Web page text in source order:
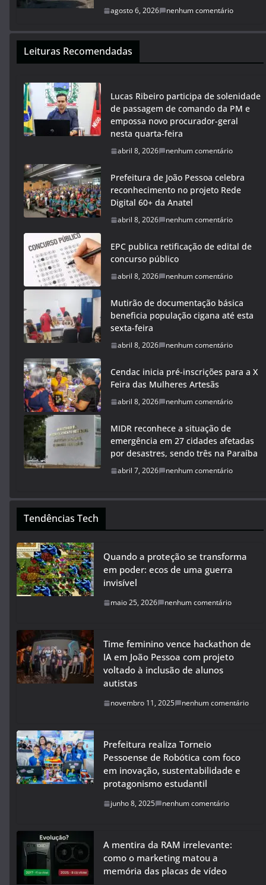
agosto 6, 2026 nenhum comentário
Leituras Recomendadas
Lucas Ribeiro participa de solenidade
de passagem de comando da PM e
empossa novo procurador-geral
nesta quarta-feira
abril 8, 2026 nenhum comentário
Prefeitura de João Pessoa celebra
reconhecimento no projeto Rede
Digital 60+ da Anatel
abril 8, 2026 nenhum comentário
EPC publica retificação de edital de
concurso público
abril 8, 2026 nenhum comentário
Mutirão de documentação básica
beneficia população cigana até esta
sexta-feira
abril 8, 2026 nenhum comentário
Cendac inicia pré-inscrições para a X
Feira das Mulheres Artesãs
abril 8, 2026 nenhum comentário
MIDR reconhece a situação de
emergência em 27 cidades afetadas
por desastres, sendo três na Paraíba
abril 7, 2026 nenhum comentário
Tendências Tech
Quando a proteção se transforma
em poder: ecos de uma guerra
invisível
maio 25, 2026 nenhum comentário
Time feminino vence hackathon de
IA em João Pessoa com projeto
voltado à inclusão de alunos
autistas
novembro 11, 2025 nenhum comentário
Prefeitura realiza Torneio
Pessoense de Robótica com foco
em inovação, sustentabilidade e
protagonismo estudantil
junho 8, 2025 nenhum comentário
A mentira da RAM irrelevante:
como o marketing matou a
memória das placas de vídeo